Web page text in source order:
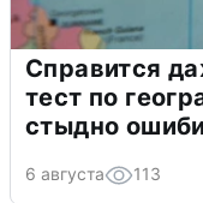
Справится
тест по
стыдно
6 августа 113